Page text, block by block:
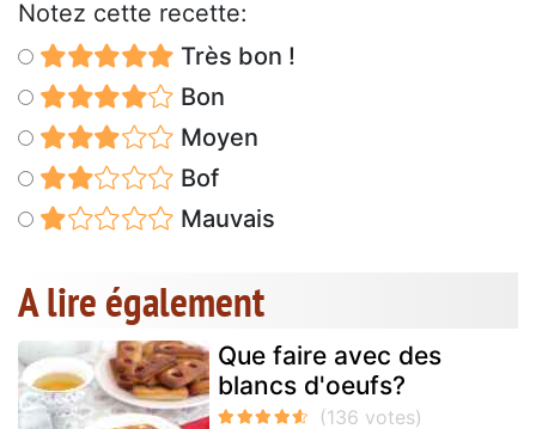
Notez cette recette:
Très bon !
Bon
Moyen
Bof
Mauvais
A lire également
Que faire avec des
blancs d'oeufs?